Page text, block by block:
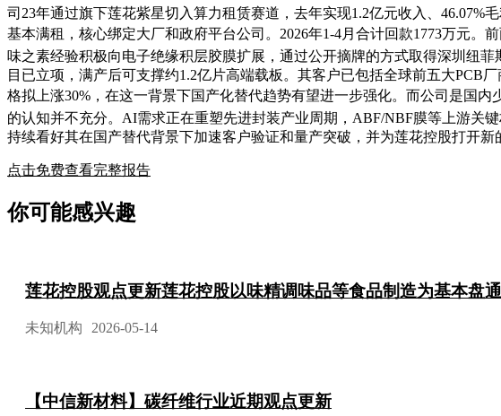
司23年通过旗下莲花紫星切入算力租赁赛道，去年实现1.2亿元收入、46.07%
基本满租，核心绑定大厂和政府平台公司。2026年1-4月合计回款1773万元
味之素经验积极向电子绝缘积层胶膜扩展，通过公开摘牌的方式取得深圳纽
目已立项，满产后可支撑约1.2亿片高端载板。其客户已包括全球前五大PCB
格拟上涨30%，在这一背景下国产化替代趋势有望进一步强化。而公司是国
的认知并不充分。AI需求正在重塑先进封装产业周期，ABF/NBF膜等上游关
持续看好其在国产替代背景下加速客户验证和量产突破，并为莲花控股打开新
点击免费查看完整报告
你可能感兴趣
莲花控股观点更新莲花控股以味精调味品等食品制造为基本盘
未知机构 2026-05-14
【中信新材料】碳纤维行业近期观点更新